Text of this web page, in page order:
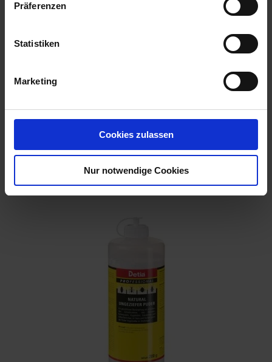
Präferenzen
Statistiken
Marketing
Cookies zulassen
Nur notwendige Cookies
Nexa-Lotte Bettwanzen Leimfalle 2 Stück
Artikel-Nr.: 7004002-01